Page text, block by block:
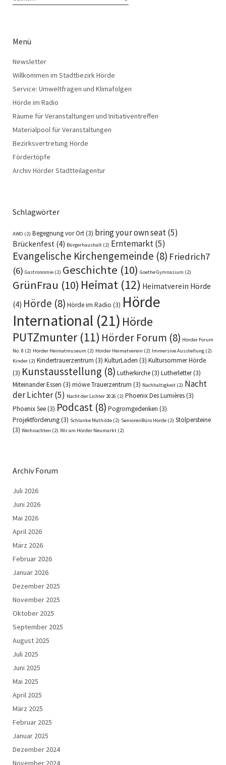
Menü
Newsletter
Willkommen im Stadtbezirk Hörde
Service: Umweltfragen und Klimafolgen
Hörde im Radio
Räume für Veranstaltungen und Initiativentreffen
Materialpool für Veranstaltungen
Bezirksvertretung Hörde
Fördertöpfe
Archiv Hörder Stadtteilagentur
Schlagwörter
AWO (2) Begegnung vor Ort(3) bring your own seat(5)
Brückenfest (4) Bürgerhaushalt (2) Erntemarkt(5)
Evangelische Kirchengemeinde (8) Friedrich7
(6) Gastronomie (2) Geschichte (10) Goethe Gymnasium (2)
GrünFrau (10) Heimat (12) Heimatverein Hörde
(4) Hörde (8) Hörde im Radio (3) Hörde
International (21) Hörde
PUTZmunter(11) Hörder Forum (8) Hörder Forum
No. 8 (2) Hörder Heimatmuseum (2) Hörder Heimatverein (2) Immersive Ausstellung (2)
Kinder (2) Kindertrauerzentrum (3) KulturLaden (3) Kultursommer Hörde
(3) Kunstausstellung (8) Lutherkirche(3) Lutherletter(3)
Miteinander Essen (3) möwe Trauerzentrum (3) Nachhaltigkeit (2) Nacht
der Lichter(5) Nacht der Lichter 2026 (2) Phoenix Des Lumières(3)
Phoenix See(3) Podcast (8) Pogromgedenken (3)
Projektförderung(3) Schlanke Mathilde (2) SeniorenBüro Hörde (2) Stolpersteine
(3) Weihnachten (2) Wir am Hörder Neumarkt (2)
Archiv Forum
Juli 2026
Juni 2026
Mai 2026
April 2026
März 2026
Februar 2026
Januar 2026
Dezember 2025
November 2025
Oktober 2025
September 2025
August 2025
Juli 2025
Juni 2025
Mai 2025
April 2025
März 2025
Februar 2025
Januar 2025
Dezember 2024
November 2024